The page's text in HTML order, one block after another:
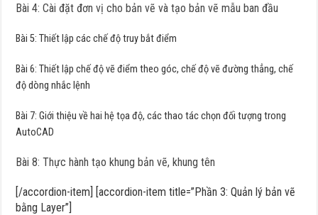
Bài 4: Cài đặt đơn vị cho bản vẽ và tạo bản vẽ mẫu ban đầu
Bài 5: Thiết lập các chế độ truy bắt điểm
Bài 6: Thiết lập chế độ vẽ điểm theo góc, chế độ vẽ đường thẳng, chế
độ dòng nhắc lệnh
Bài 7: Giới thiệu về hai hệ tọa độ, các thao tác chọn đối tượng trong
AutoCAD
Bài 8: Thực hành tạo khung bản vẽ, khung tên
[/accordion-item] [accordion-item title=”Phần 3: Quản lý bản vẽ
bằng Layer”]